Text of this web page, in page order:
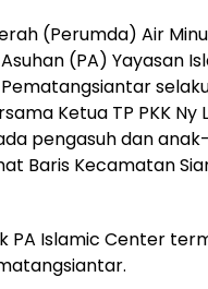
(Perumda) Air
(PA) Yayasan
Ketua TP PKK Ny
pengasuh dan
Baris Kecamatan
PA Islamic Center